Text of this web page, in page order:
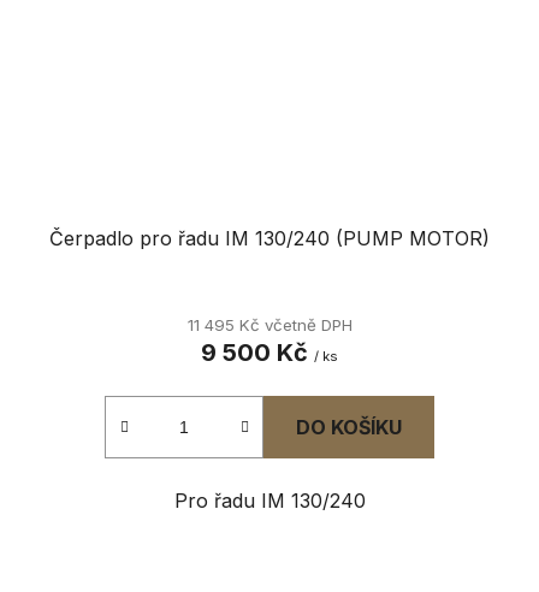
Čerpadlo pro řadu IM 130/240 (PUMP MOTOR)
11 495 Kč včetně DPH
9 500 Kč / ks
DO KOŠÍKU
Pro řadu IM 130/240